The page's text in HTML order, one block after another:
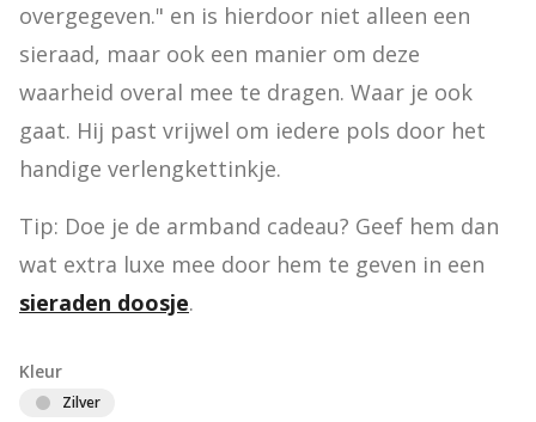
overgegeven." en is hierdoor niet alleen een
sieraad, maar ook een manier om deze
waarheid overal mee te dragen. Waar je ook
gaat. Hij past vrijwel om iedere pols door het
handige verlengkettinkje.
Tip: Doe je de armband cadeau? Geef hem dan
sieraden doosje.
Kleur
Zilver